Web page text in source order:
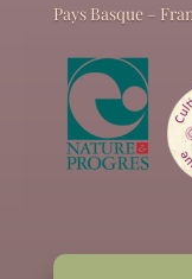
Pays Basque –